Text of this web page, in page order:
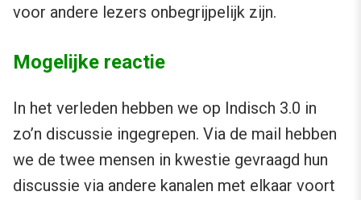
voor andere lezers onbegrijpelijk zijn.
Mogelijke reactie
In het verleden hebben we op Indisch 3.0 in
zo’n discussie ingegrepen. Via de mail hebben
we de twee mensen in kwestie gevraagd hun
discussie via andere kanalen met elkaar voort